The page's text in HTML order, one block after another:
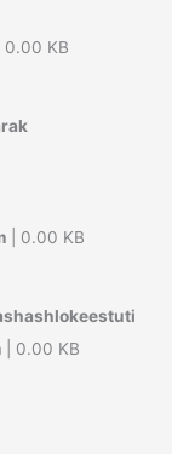
| 0.00 KB
| 0.00 KB
dashashlokeestuti
| 0.00 KB